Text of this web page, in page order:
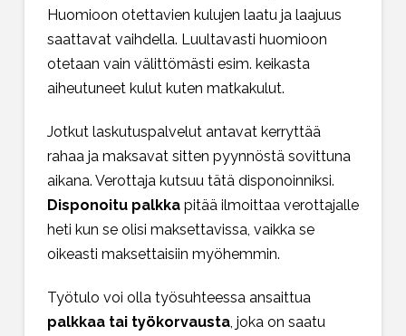
Huomioon otettavien kulujen laatu ja laajuus
saattavat vaihdella. Luultavasti huomioon
otetaan vain välittömästi esim. keikasta
aiheutuneet kulut kuten matkakulut.
Jotkut laskutuspalvelut antavat kerryttää
rahaa ja maksavat sitten pyynnöstä sovittuna
aikana. Verottaja kutsuu tätä disponoinniksi.
Disponoitu palkkapitää ilmoittaa verottajalle
heti kun se olisi maksettavissa, vaikka se
oikeasti maksettaisiin myöhemmin.
Työtulo voi olla työsuhteessa ansaittua
palkkaa tai työkorvausta, joka on saatu